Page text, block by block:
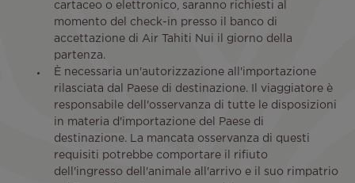
cartaceo o elettronico, saranno richiesti al
momento del check-in presso il banco di
accettazione di Air Tahiti Nui il giorno della
partenza.
È necessaria un'autorizzazione all'importazione
rilasciata dal Paese di destinazione. Il viaggiatore è
responsabile dell'osservanza di tutte le disposizioni
in materia d'importazione del Paese di
destinazione. La mancata osservanza di questi
requisiti potrebbe comportare il rifiuto
dell'ingresso dell'animale all'arrivo e il suo rimpatrio